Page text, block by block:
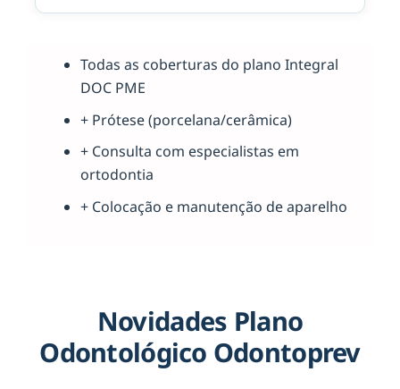
Todas as coberturas do plano Integral
DOC PME
+ Prótese (porcelana/cerâmica)
+ Consulta com especialistas em
ortodontia
+ Colocação e manutenção de aparelho
Novidades Plano
Odontológico Odontoprev